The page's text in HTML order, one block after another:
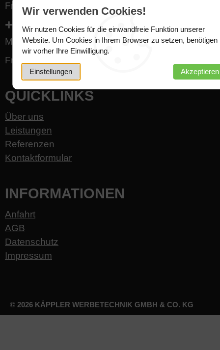
Wir verwenden Cookies!
Wir nutzen Cookies für die einwandfreie Funktion unserer
Website. Um Cookies in Ihrem Browser zu setzen, benötigen
wir vorher Ihre Einwilligung.
Einstellungen Akzeptieren
Fragen? Wir haben die Antworten:
+49 7940 981717-0
Mo - Do 8 - 12 Uhr, 13 - 16 Uhr
Fr. 8 - 14 Uhr
QUICKLINKS
Über uns
Leistungen
Referenzen
Kontaktformular
INFORMATIONEN
Anfahrt
AGB
Datenschutz
Impressum
© 2026 KÄPPLER WERBETECHNIK GMBH & CO. KG